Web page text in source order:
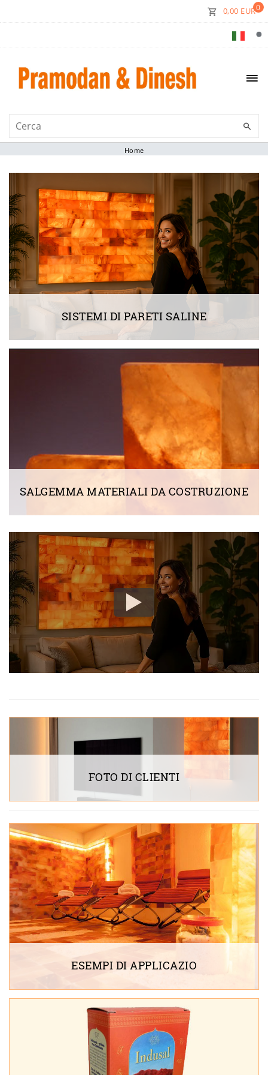
0
0,00 EUR
Home
SISTEMI DI PARETI SALINE
SALGEMMA MATERIALI DA COSTRUZIONE
FOTO DI CLIENTI
ESEMPI DI APPLICAZIO